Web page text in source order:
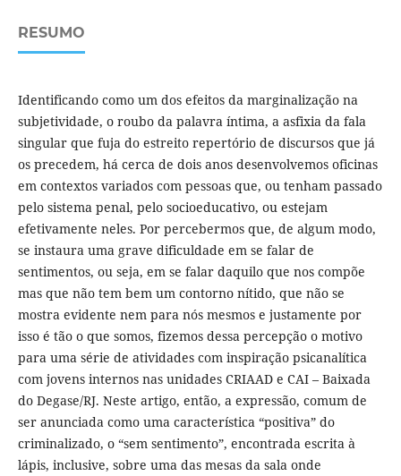
RESUMO
Identificando como um dos efeitos da marginalização na
subjetividade, o roubo da palavra íntima, a asfixia da fala
singular que fuja do estreito repertório de discursos que já
os precedem, há cerca de dois anos desenvolvemos oficinas
em contextos variados com pessoas que, ou tenham passado
pelo sistema penal, pelo socioeducativo, ou estejam
efetivamente neles. Por percebermos que, de algum modo,
se instaura uma grave dificuldade em se falar de
sentimentos, ou seja, em se falar daquilo que nos compõe
mas que não tem bem um contorno nítido, que não se
mostra evidente nem para nós mesmos e justamente por
isso é tão o que somos, fizemos dessa percepção o motivo
para uma série de atividades com inspiração psicanalítica
com jovens internos nas unidades CRIAAD e CAI – Baixada
do Degase/RJ. Neste artigo, então, a expressão, comum de
ser anunciada como uma característica “positiva” do
criminalizado, o “sem sentimento”, encontrada escrita à
lápis, inclusive, sobre uma das mesas da sala onde